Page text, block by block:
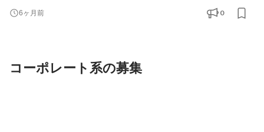
ことが私たちのミッションです。 ARR成長率125%以上の成長率
を誇る本ポジションは、さらなる事業拡大に向け、新設部署であ
6ヶ月前 0
コーポレート系の募集